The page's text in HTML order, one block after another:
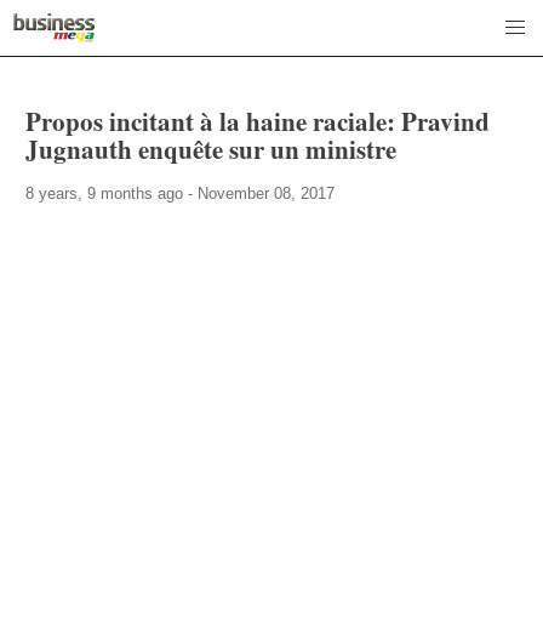
Propos incitant à la haine raciale: Pravind
Jugnauth enquête sur un ministre
8 years, 9 months ago - November 08, 2017